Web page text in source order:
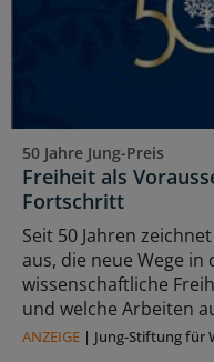
50 Jahre Jung-Preis
Freiheit als
Fortschritt
Seit 50 Jahren
aus, die neue Wege
wissenschaftliche
und welche Arbeiten
ANZEIGE | Jung-Stiftung für